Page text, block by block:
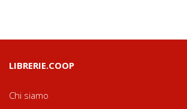
LIBRERIE.COOP
Chi siamo